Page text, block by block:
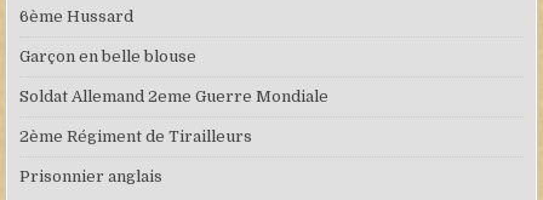
6ème Hussard
Garçon en belle blouse
Soldat Allemand 2eme Guerre Mondiale
2ème Régiment de Tirailleurs
Prisonnier anglais